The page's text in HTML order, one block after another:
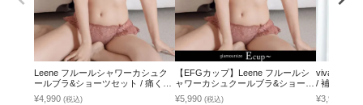
Leene フルールシャワーカシュク
ールブラ&ショーツセット / 痛くな
い脇高谷間ブラ
¥4,990 (税込)
【EFGカップ】Leene フルールシ
ャワーカシュクールブラ&ショーツ
セット / 痛くない脇高谷間ブラ
¥5,990 (税込)
vivanteダ
/ 補正ブラ
¥3,951